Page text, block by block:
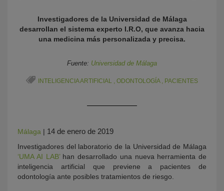
Investigadores de la Universidad de Málaga
desarrollan el sistema experto I.R.O, que avanza hacia
una medicina más personalizada y precisa.
Fuente: Universidad de Málaga
INTELIGENCIA ARTIFICIAL , ODONTOLOGÍA, PACIENTES
Málaga | 14 de enero de 2019
Investigadores del laboratorio de la Universidad de Málaga
‘UMA AI LAB’han desarrollado una nueva herramienta de
inteligencia artificial que previene a pacientes de
odontología ante posibles tratamientos de riesgo.